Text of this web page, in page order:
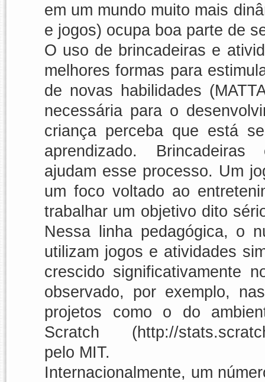
em um mundo muito mais
e jogos) ocupa boa parte de
O uso de brincadeiras e
melhores formas para
de novas habilidades
necessária para o
criança perceba que está
aprendizado. Brincadeiras
ajudam esse processo. Um
um foco voltado ao
trabalhar um objetivo dito
Nessa linha pedagógica, o
utilizam jogos e atividades
crescido significativamente
observado, por exemplo,
projetos como o do
Scratch (http://
pelo MIT.
Internacionalmente, um